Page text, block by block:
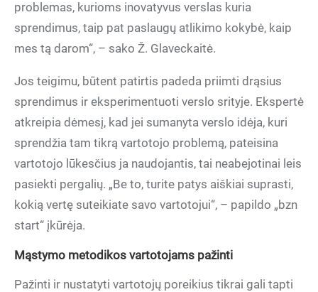
problemas, kurioms inovatyvus verslas kuria
sprendimus, taip pat paslaugų atlikimo kokybė, kaip
mes tą darom“, – sako Ž. Glaveckaitė.
Jos teigimu, būtent patirtis padeda priimti drąsius
sprendimus ir eksperimentuoti verslo srityje. Ekspertė
atkreipia dėmesį, kad jei sumanyta verslo idėja, kuri
sprendžia tam tikrą vartotojo problemą, pateisina
vartotojo lūkesčius ja naudojantis, tai neabejotinai leis
pasiekti pergalių. „Be to, turite patys aiškiai suprasti,
kokią vertę suteikiate savo vartotojui“, – papildo „bzn
start“ įkūrėja.
Mąstymo metodikos vartotojams pažinti
Pažinti ir nustatyti vartotojų poreikius tikrai gali tapti